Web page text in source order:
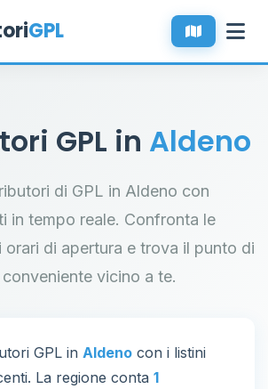
GPL
GPL in Aldeno
di GPL in Aldeno con
in tempo reale. Confronta le
di apertura e trova il punto di
vicino a te.
GPL in Aldeno con i listini
La regione conta 1